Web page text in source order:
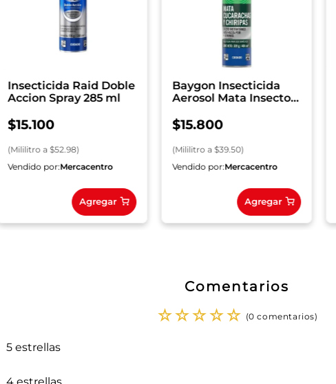
Insecticida Raid Doble
Accion Spray 285 ml
$15.100
(Mililitroa $52.98)
Vendido por:Mercacentro
Agregar
Baygon Insecticida
Aerosol Mata Insectos
$15.800
(Mililitro a $39.50)
Vendido por:Mercacentro
Agregar
Comentarios
☆☆☆☆☆ (0 comentarios)
5 estrellas
4 estrellas